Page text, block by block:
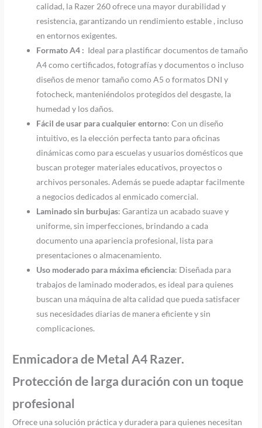
calidad, la Razer 260 ofrece una mayor durabilidad y
resistencia, garantizando un rendimiento estable , incluso
en entornos exigentes.
Formato A4 : Ideal para plastificar documentos de tamaño
A4 como certificados, fotografías y documentos o incluso
diseños de menor tamaño como A5 o formatos DNI y
fotocheck, manteniéndolos protegidos del desgaste, la
humedad y los daños.
Fácil de usar para cualquier entorno: Con un diseño
intuitivo, es la elección perfecta tanto para oficinas
dinámicas como para escuelas y usuarios domésticos que
buscan proteger materiales educativos, proyectos o
archivos personales. Además se puede adaptar facilmente
a negocios dedicados al enmicado comercial.
Laminado sin burbujas: Garantiza un acabado suave y
uniforme, sin imperfecciones, brindando a cada
documento una apariencia profesional, lista para
presentaciones o almacenamiento.
Uso moderado para máxima eficiencia: Diseñada para
trabajos de laminado moderados, es ideal para quienes
buscan una máquina de alta calidad que pueda satisfacer
sus necesidades diarias de manera eficiente y sin
complicaciones.
Enmicadora de Metal A4 Razer.
Protección de larga duración con un toque
profesional
Ofrece una solución práctica y duradera para quienes necesitan